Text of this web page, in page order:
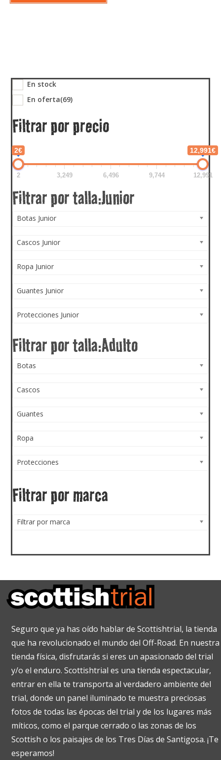
En stock
En oferta(69)
Filtrar por precio
2€ 12,991€
2 3,249 6,496 9,744 12,991
Botas Junior
Cascos Junior
Ropa Junior
Guantes Junior
Protecciones Junior
Botas
Cascos
Guantes
Ropa
Protecciones
Filtrar por marca
Filtrar por marca
Seguro que ya has oído hablar de Scottishtrial, la tienda
que ha revolucionado el mundo del Off-Road. En nuestra
tienda física, disfrutarás si eres un apasionado del trial
y/o el enduro. Scottishtrial es una tienda espectacular,
entrar en ella te transporta al verdadero ambiente del
trial, donde un panel iluminado te muestra preciosas
fotos de todas las épocas del trial y de los lugares más
míticos, como el parque cerrado o las zonas de los
Scottish o los paisajes de los Tres Días de Santigosa. ¡Te
esperamos!